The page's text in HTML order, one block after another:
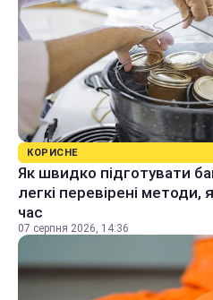
КОРИСНЕ
Як швидко підготувати
легкі перевірені методи,
час
07 серпня 2026, 14:36